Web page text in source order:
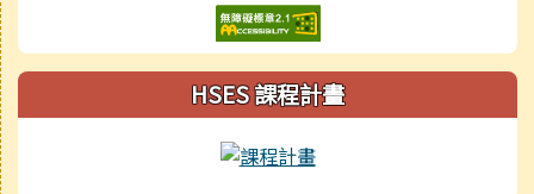
HSES 課程計畫